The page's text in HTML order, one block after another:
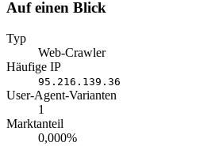
Auf einen Blick
Typ
Web-Crawler
Häufige IP
95.216.139.36
User-Agent-Varianten
1
Marktanteil
0,000%